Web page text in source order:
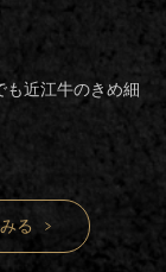
も近江牛のきめ細
る